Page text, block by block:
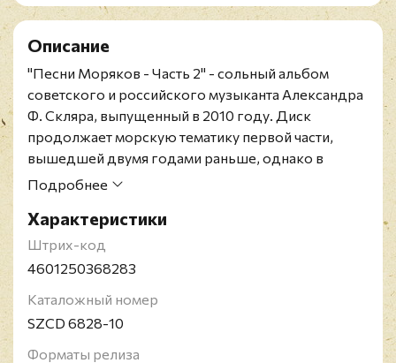
Описание
"Песни Моряков - Часть 2" - сольный альбом
советского и российского музыканта Александра
Ф. Скляра, выпущенный в 2010 году. Диск
продолжает морскую тематику первой части,
вышедшей двумя годами раньше, однако в
отношении общей стилистики уходит от рок-
Издание на CD в упаковке диджипак. Содержит
постер и один бонусный трек.
Александр Феликсович Скляр - советский и
радиоведущий, актёр, детский писатель.
Создатель и лидер группы Ва-БанкЪ,
Заслуженный артист Российской Федерации
Подробнее
Характеристики
Штрих-код
4601250368283
Каталожный номер
SZCD 6828-10
Форматы релиза